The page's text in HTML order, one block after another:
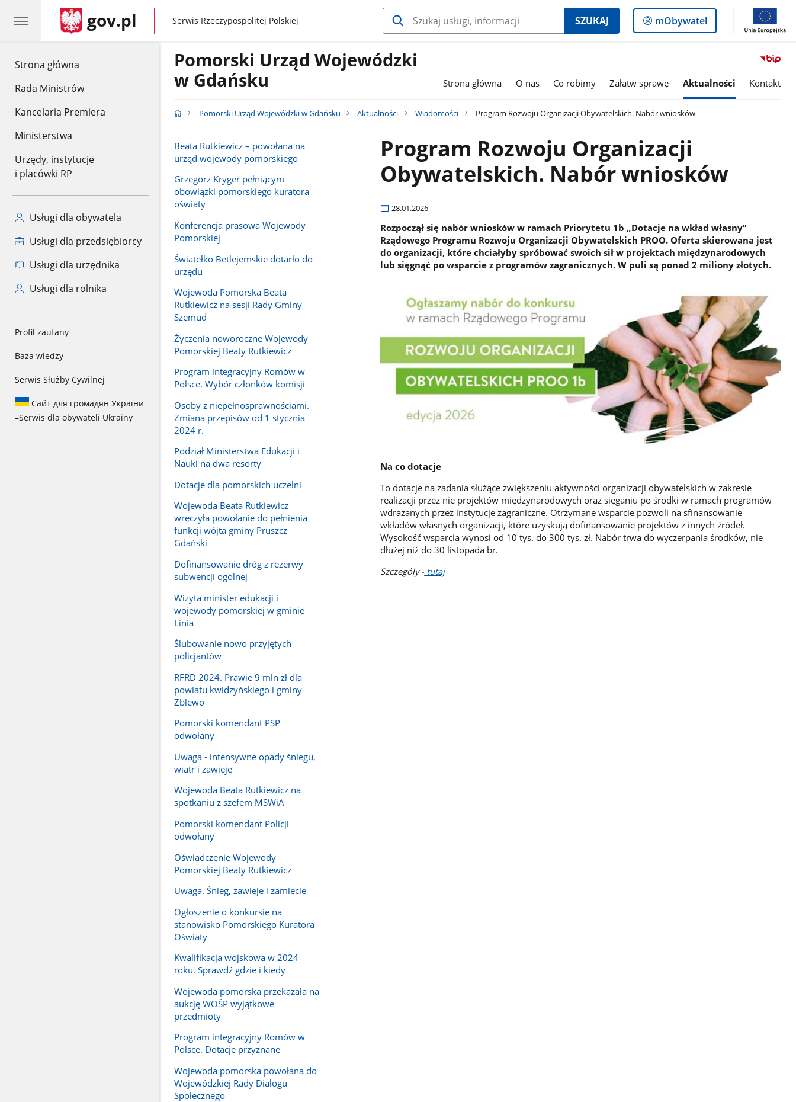
Strona główna
Rada Ministrów
Kancelaria Premiera
Ministerstwa
Urzędy, instytucje
i placówki RP
Usługi dla obywatela
Usługi dla przedsiębiorcy
Usługi dla urzędnika
Usługi dla rolnika
Profil zaufany
Baza wiedzy
Serwis Służby Cywilnej
Сайт для громадян України
–Serwis dla obywateli Ukrainy
gov.pl gov.pl
Serwis Rzeczypospolitej Polskiej SZUKAJ
Logowanie
do
mObywatel
Pomorski Urząd Wojewódzki
w Gdańsku
Strona główna O nas Co robimy Załatw sprawę Aktualności Kontakt
Pomorski Urząd Wojewódzki w Gdańsku Aktualności Wiadomości Program Rozwoju Organizacji Obywatelskich. Nabór wniosków
Beata Rutkiewicz – powołana na
urząd wojewody pomorskiego
Grzegorz Kryger pełniącym
obowiązki pomorskiego kuratora
oświaty
Konferencja prasowa Wojewody
Pomorskiej
Światełko Betlejemskie dotarło do
urzędu
Wojewoda Pomorska Beata
Rutkiewicz na sesji Rady Gminy
Szemud
Życzenia noworoczne Wojewody
Pomorskiej Beaty Rutkiewicz
Program integracyjny Romów w
Polsce. Wybór członków komisji
Osoby z niepełnosprawnościami.
Zmiana przepisów od 1 stycznia
2024 r.
Podział Ministerstwa Edukacji i
Nauki na dwa resorty
Dotacje dla pomorskich uczelni
Wojewoda Beata Rutkiewicz
wręczyła powołanie do pełnienia
funkcji wójta gminy Pruszcz
Gdański
Dofinansowanie dróg z rezerwy
subwencji ogólnej
Wizyta minister edukacji i
wojewody pomorskiej w gminie
Linia
Ślubowanie nowo przyjętych
policjantów
RFRD 2024. Prawie 9 mln zł dla
powiatu kwidzyńskiego i gminy
Zblewo
Pomorski komendant PSP
odwołany
Uwaga - intensywne opady śniegu,
wiatr i zawieje
Wojewoda Beata Rutkiewicz na
spotkaniu z szefem MSWiA
Pomorski komendant Policji
odwołany
Oświadczenie Wojewody
Pomorskiej Beaty Rutkiewicz
Uwaga. Śnieg, zawieje i zamiecie
Ogłoszenie o konkursie na
stanowisko Pomorskiego Kuratora
Oświaty
Kwalifikacja wojskowa w 2024
roku. Sprawdź gdzie i kiedy
Wojewoda pomorska przekazała na
aukcję WOŚP wyjątkowe
przedmioty
Program integracyjny Romów w
Polsce. Dotacje przyznane
Wojewoda pomorska powołana do
Wojewódzkiej Rady Dialogu
Społecznego
Program Rozwoju Organizacji
Obywatelskich. Nabór wniosków
28.01.2026
Rozpoczął się nabór wniosków w ramach Priorytetu 1b „Dotacje na wkład własny”
Rządowego Programu Rozwoju Organizacji Obywatelskich PROO. Oferta skierowana jest
do organizacji, które chciałyby spróbować swoich sił w projektach międzynarodowych
lub sięgnąć po wsparcie z programów zagranicznych. W puli są ponad 2 miliony złotych.
Na co dotacje
To dotacje na zadania służące zwiększeniu aktywności organizacji obywatelskich w zakresie
realizacji przez nie projektów międzynarodowych oraz sięganiu po środki w ramach programów
wdrażanych przez instytucje zagraniczne. Otrzymane wsparcie pozwoli na sfinansowanie
wkładów własnych organizacji, które uzyskują dofinansowanie projektów z innych źródeł.
Wysokość wsparcia wynosi od 10 tys. do 300 tys. zł. Nabór trwa do wyczerpania środków, nie
dłużej niż do 30 listopada br.
Szczegóły - tutaj